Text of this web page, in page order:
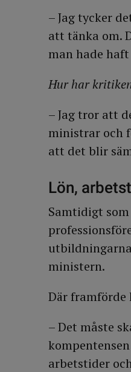
– Jag tycker
att tänka om.
man hade
Hur har
– Jag tror att
ministrar och
att det blir
Lön,
Samtidigt
ministern.
Där
– Det måste
arbetstider